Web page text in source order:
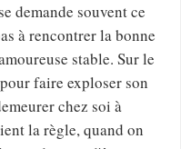
demande souvent ce
à rencontrer la bonne
stable. Sur le
faire exploser son
chez soi à
la règle, quand on